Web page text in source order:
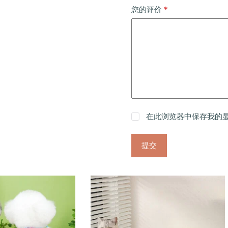
您的评价 *
在此浏览器中保存我的
提交